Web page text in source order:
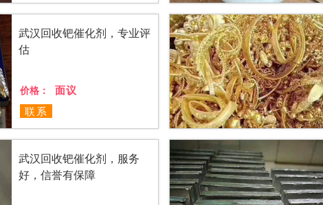
武汉回收钯催化剂，专业评
估
价格：
面议
联系
武汉回收钯催化剂，服务
好，信誉有保障